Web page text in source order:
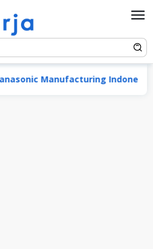
Manufacturing Indonesia